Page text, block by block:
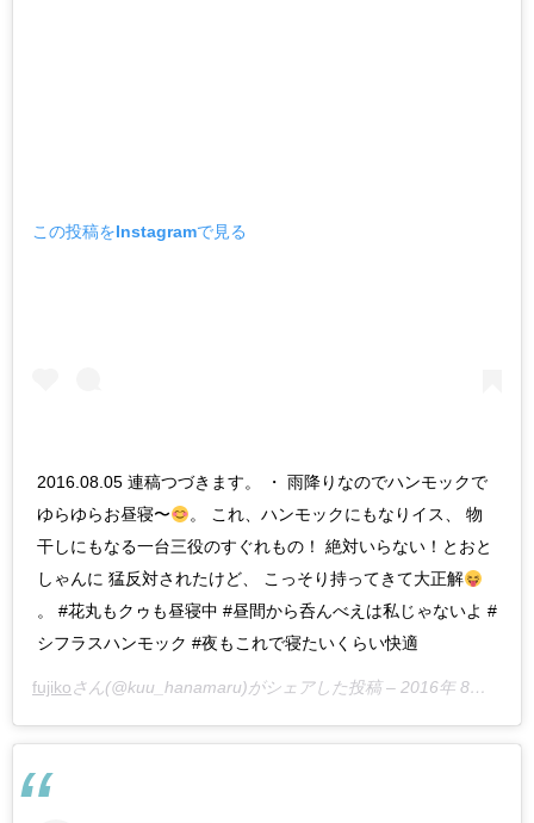
この投稿をInstagramで見る
2016.08.05 連稿つづきます。 ・ 雨降りなのでハンモックで
ゆらゆらお昼寝〜
。 これ、ハンモックにもなりイス、 物
干しにもなる一台三役のすぐれもの！ 絶対いらない！とおと
しゃんに 猛反対されたけど、 こっそり持ってきて大正解
。 #花丸もクゥも昼寝中 #昼間から呑んべえは私じゃないよ #
シフラスハンモック #夜もこれで寝たいくらい快適
fujikoさん(@kuu_hanamaru)がシェアした投稿 – 2016年 8月月4日午後10時46分PDT